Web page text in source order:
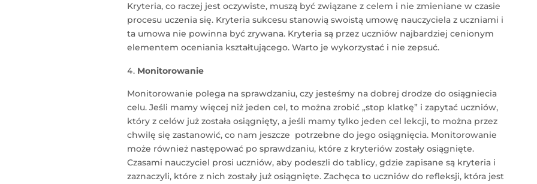
Kryteria, co raczej jest oczywiste, muszą być związane z celem i nie zmieniane w czasie
procesu uczenia się. Kryteria sukcesu stanowią swoistą umowę nauczyciela z uczniami i
ta umowa nie powinna być zrywana. Kryteria są przez uczniów najbardziej cenionym
elementem oceniania kształtującego. Warto je wykorzystać i nie zepsuć.
Monitorowanie
Monitorowanie polega na sprawdzaniu, czy jesteśmy na dobrej drodze do osiągniecia
celu. Jeśli mamy więcej niż jeden cel, to można zrobić „stop klatkę” i zapytać uczniów,
który z celów już została osiągnięty, a jeśli mamy tylko jeden cel lekcji, to można przez
chwilę się zastanowić, co nam jeszcze potrzebne do jego osiągnięcia. Monitorowanie
może również następować po sprawdzaniu, które z kryteriów zostały osiągnięte.
Czasami nauczyciel prosi uczniów, aby podeszli do tablicy, gdzie zapisane są kryteria i
zaznaczyli, które z nich zostały już osiągnięte. Zachęca to uczniów do refleksji, która jest